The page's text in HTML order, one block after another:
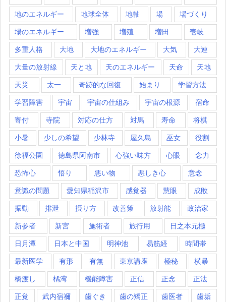
地のエネルギー 地球全体 地軸 場 場づくり
場のエネルギー 増強 増殖 増田 壱岐
多重人格 大地 大地のエネルギー 大気 大連
大量の放射線 天と地 天のエネルギー 天命 天地
天災 太一 奇跡的な回復 始まり 学習方法
学習障害 宇宙 宇宙の仕組み 宇宙の根源 宿命
寄付 寺院 対応の仕方 対馬 寿命 将棋
小暑 少しの希望 少林寺 屋久島 巫女 役割
徐福公園 徳島県阿南市 心強い味方 心眼 念力
恐怖心 悟り 悪い物 悪しき心 意念
意識の問題 愛知県稲沢市 感覚器 慧眼 成敗
振動 排泄 摂り方 改善策 放射能 政治家
新参者 新宮 施術者 旅行用 日之本元極
日月潭 日本と中国 明神池 易筋経 時間帯
最新医学 有形 有無 東京講座 極秘 横暴
橋渡し 橘湾 機能障害 正信 正念 正法
正覚 武内宿禰 歯ぐき 歯の矯正 歯医者 歯垢